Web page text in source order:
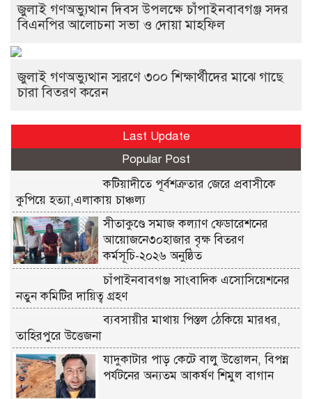
জুলাই গণঅভ্যুত্থান দিবস উপলক্ষে চাঁপাইনবাবগঞ্জ সদর
বিএনপির আলোচনা সভা ও দোয়া মাহফিল
জুলাই গণঅভ্যুত্থান স্মরণে ৩০০ শিক্ষার্থীদের মাঝে গাছে
চারা বিতরণ করেন
Last Update
Popular Post
কটিয়াদীতে পূর্বশত্রুতার জেরে প্রবাসীকে
কুপিয়ে হত্যা,এলাকায় চাঞ্চল্য
সীতাকুণ্ডে সমাজ কল্যাণ ফেডারেশনের
আয়োজনে৩০হাজার বৃক্ষ বিতরণ
কর্মসূচি-২০২৬ অনুষ্ঠিত
চাঁপাইনবাবগঞ্জ সাংবাদিক এসোসিয়েশনের
নতুন কমিটির দায়িত্ব গ্রহণ
ব্যবসায়ীর মাথায় পিস্তল ঠেকিয়ে মারধর,
তাহিরপুরে উত্তেজনা
যাদুকাটার পাড় কেটে বালু উত্তোলন, বিপন্ন
পর্যটনের অন্যতম আকর্ষণ শিমুল বাগান